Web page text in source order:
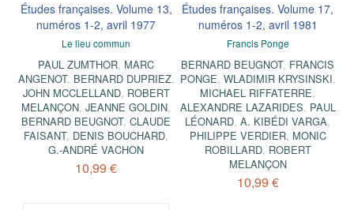
Études françaises. Volume 13,
numéros 1-2, avril 1977
Le lieu commun
PAUL ZUMTHOR, MARC
ANGENOT, BERNARD DUPRIEZ,
JOHN MCCLELLAND, ROBERT
MELANÇON,JEANNE GOLDIN,
BERNARD BEUGNOT,CLAUDE
FAISANT, DENIS BOUCHARD,
G.-ANDRÉ VACHON
10,99 €
Études françaises. Volume 17,
numéros 1-2, avril 1981
Francis Ponge
BERNARD BEUGNOT, FRANCIS
PONGE, WLADIMIR KRYSINSKI,
MICHAEL RIFFATERRE,
ALEXANDRE LAZARIDES, PAUL
LÉONARD,A. KIBÉDI VARGA,
PHILIPPE VERDIER, MONIC
ROBILLARD, ROBERT
MELANÇON
10,99 €